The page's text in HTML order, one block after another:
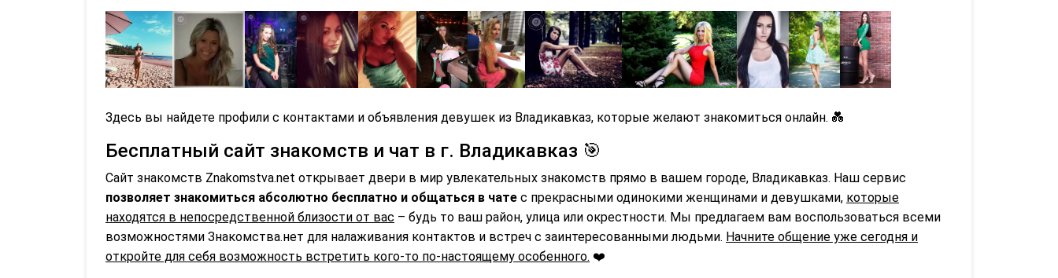
Здесь вы найдете профили с контактами и объявления девушек из Владикавказ, которые желают знакомиться онлайн. 💑
Бесплатный сайт знакомств и чат в г. Владикавказ 🎯
Сайт знакомств Znakomstva.net открывает двери в мир увлекательных знакомств прямо в вашем городе, Владикавказ. Наш сервис
позволяет знакомиться абсолютно бесплатно и общаться в чате с прекрасными одинокими женщинами и девушками, которые
находятся в непосредственной близости от вас – будь то ваш район, улица или окрестности. Мы предлагаем вам воспользоваться всеми
возможностями Знакомства.нет для налаживания контактов и встреч с заинтересованными людьми. Начните общение уже сегодня и
откройте для себя возможность встретить кого-то по-настоящему особенного. ❤️